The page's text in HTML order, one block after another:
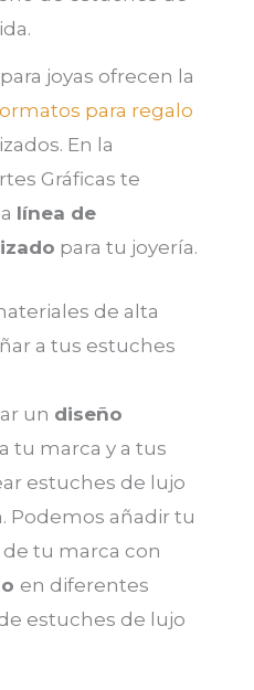
joyas ofrecen la
para regalo
En la
Gráficas te
línea de
para tu joyería.
de alta
a tus estuches
un diseño
tu marca y a tus
estuches de lujo
Podemos añadir tu
tu marca con
en diferentes
estuches de lujo